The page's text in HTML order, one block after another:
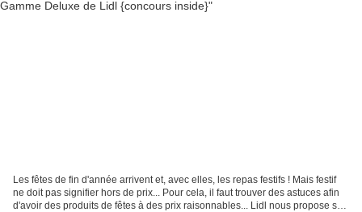
Les fêtes de fin d'année arrivent et, avec elles, les repas festifs ! Mais festif
ne doit pas signifier hors de prix... Pour cela, il faut trouver des astuces afin
d'avoir des produits de fêtes à des prix raisonnables... Lidl nous propose sa